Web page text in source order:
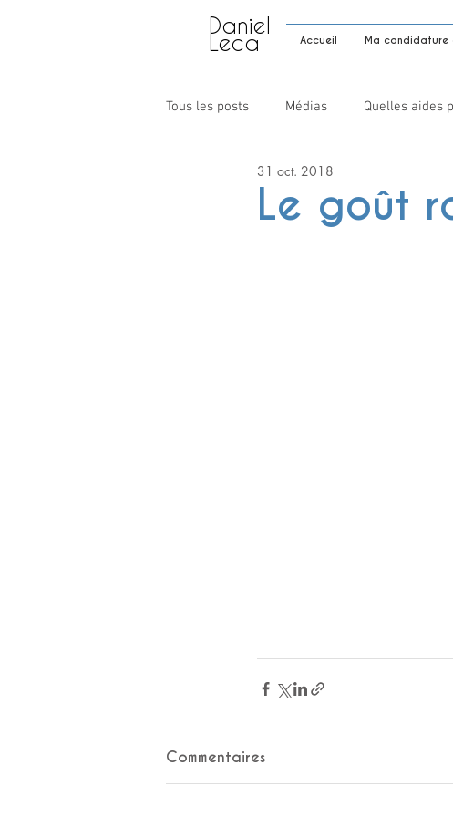
Accueil Ma candidature
Daniel
Leca
Tous les posts Médias Quelles aides
Le goût
31 oct. 2018
Commentaires